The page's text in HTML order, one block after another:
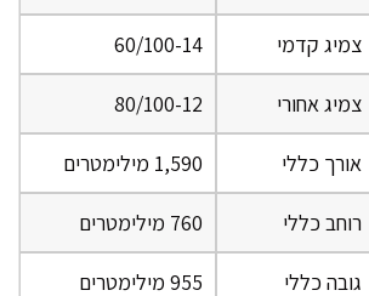
צמיג קדמי 60/100-14
צמיג אחורי 80/100-12
אורך כללי 1,590 מילימטרים
רוחב כללי 760 מילימטרים
גובה כללי 955 מילימטרים